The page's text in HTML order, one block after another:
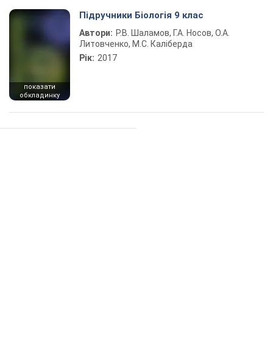
показати
обкладинку
Підручники Біологія 9 клас
Автори: Р.В. Шаламов, Г.А. Носов, О.А.
Литовченко, М.С. Каліберда
Рік: 2017